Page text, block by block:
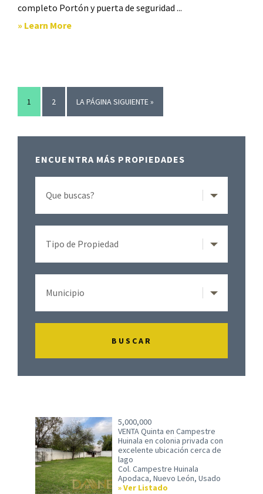
completo Portón y puerta de seguridad ...
» Learn Moreabout
IR
A
1
IR
A
2
IR
A
LA PÁGINA SIGUIENTE »
lateral
primaria
ENCUENTRA MÁS PROPIEDADES
5,000,000
VENTA Quinta en Campestre
Huinala en colonia privada con
excelente ubicación cerca de
lago
Col. Campestre Huinala
Apodaca, Nuevo León, Usado
Ver Listado